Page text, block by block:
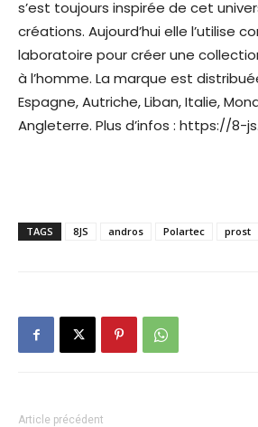
s’est toujours inspirée de cet
créations. Aujourd’hui elle l’utilise
laboratoire pour créer une
à l’homme. La marque est
Espagne, Autriche, Liban, Italie,
Angleterre. Plus d’infos : https://8-
TAGS 8JS andros Polartec prost
Article précédent